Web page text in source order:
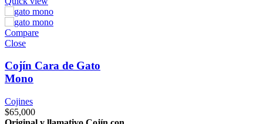
sino
que
completan
outfit.
Visita
smartwatchesbanden.nl
¡Para
Compare
Close
Cojín Cara de Gato
Mono
Cojines
$65,000